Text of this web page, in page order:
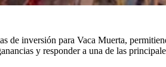
de inversión para Vaca Muerta,
y responder a una de las